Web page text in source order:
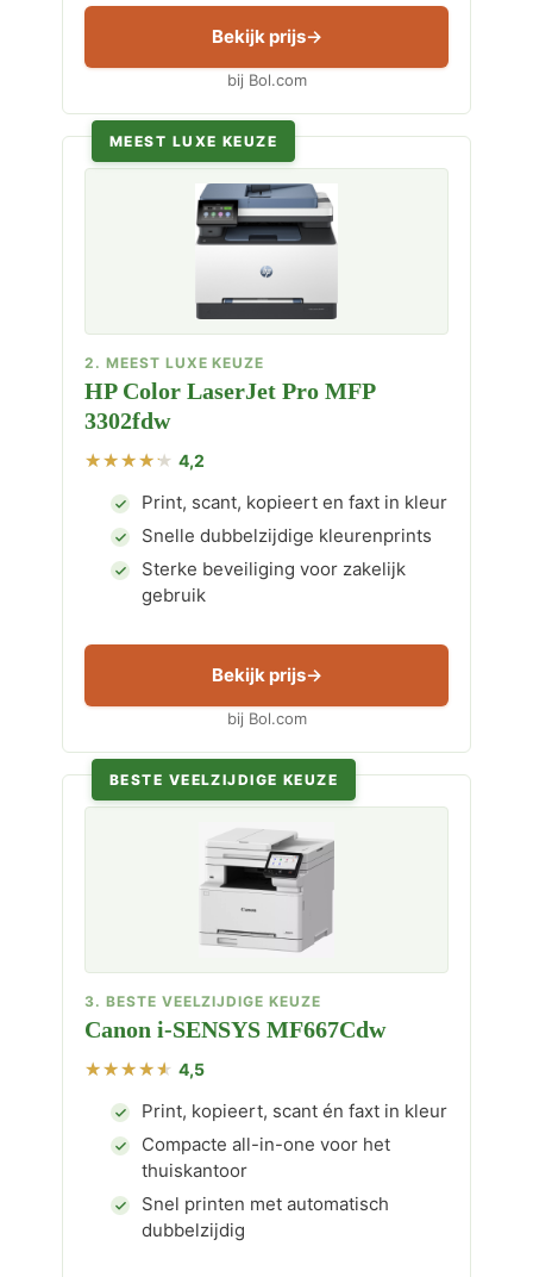
Bekijk prijs
bij Bol.com
MEEST LUXE KEUZE
2. MEEST LUXE KEUZE
HP Color LaserJet Pro MFP
3302fdw
4,2
Print, scant, kopieert en faxt in kleur
Snelle dubbelzijdige kleurenprints
Sterke beveiliging voor zakelijk
gebruik
Bekijk prijs
bij Bol.com
BESTE VEELZIJDIGE KEUZE
3. BESTE VEELZIJDIGE KEUZE
Canon i-SENSYS MF667Cdw
4,5
Print, kopieert, scant én faxt in kleur
Compacte all-in-one voor het
thuiskantoor
Snel printen met automatisch
dubbelzijdig